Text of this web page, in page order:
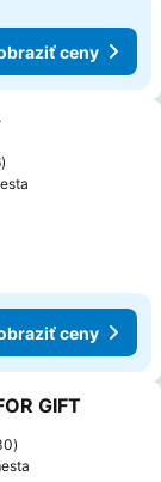
ceny
ceny
GIFT